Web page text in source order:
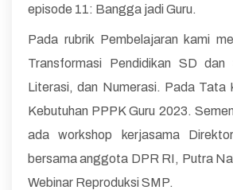
episode 11: Bangga jadi Guru.
Pada rubrik Pembelajaran kami
Transformasi Pendidikan SD dan
Literasi, dan Numerasi. Pada Tata
Kebutuhan PPPK Guru 2023.
ada workshop kerjasama
bersama anggota DPR RI, Putra
Webinar Reproduksi SMP.